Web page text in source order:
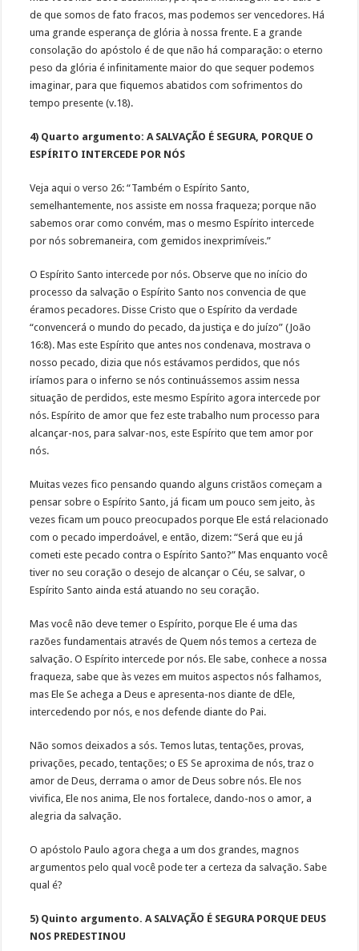
de que somos de fato fracos, mas podemos ser vencedores. Há
uma grande esperança de glória à nossa frente. E a grande
consolação do apóstolo é de que não há comparação: o eterno
peso da glória é infinitamente maior do que sequer podemos
imaginar, para que fiquemos abatidos com sofrimentos do
tempo presente (v.18).
4) Quarto argumento: A SALVAÇÃO É SEGURA, PORQUE O
ESPÍRITO INTERCEDE POR NÓS
Veja aqui o verso 26: “Também o Espírito Santo,
semelhantemente, nos assiste em nossa fraqueza; porque não
sabemos orar como convém, mas o mesmo Espírito intercede
por nós sobremaneira, com gemidos inexprimíveis.”
O Espírito Santo intercede por nós. Observe que no início do
processo da salvação o Espírito Santo nos convencia de que
éramos pecadores. Disse Cristo que o Espírito da verdade
“convencerá o mundo do pecado, da justiça e do juízo” (João
16:8). Mas este Espírito que antes nos condenava, mostrava o
nosso pecado, dizia que nós estávamos perdidos, que nós
iríamos para o inferno se nós continuássemos assim nessa
situação de perdidos, este mesmo Espírito agora intercede por
nós. Espírito de amor que fez este trabalho num processo para
alcançar-nos, para salvar-nos, este Espírito que tem amor por
nós.
Muitas vezes fico pensando quando alguns cristãos começam a
pensar sobre o Espírito Santo, já ficam um pouco sem jeito, às
vezes ficam um pouco preocupados porque Ele está relacionado
com o pecado imperdoável, e então, dizem: “Será que eu já
cometi este pecado contra o Espírito Santo?” Mas enquanto você
tiver no seu coração o desejo de alcançar o Céu, se salvar, o
Espírito Santo ainda está atuando no seu coração.
Mas você não deve temer o Espírito, porque Ele é uma das
razões fundamentais através de Quem nós temos a certeza de
salvação. O Espírito intercede por nós. Ele sabe, conhece a nossa
fraqueza, sabe que às vezes em muitos aspectos nós falhamos,
mas Ele Se achega a Deus e apresenta-nos diante de dEle,
intercedendo por nós, e nos defende diante do Pai.
Não somos deixados a sós. Temos lutas, tentações, provas,
privações, pecado, tentações; o ES Se aproxima de nós, traz o
amor de Deus, derrama o amor de Deus sobre nós. Ele nos
vivifica, Ele nos anima, Ele nos fortalece, dando-nos o amor, a
alegria da salvação.
O apóstolo Paulo agora chega a um dos grandes, magnos
argumentos pelo qual você pode ter a certeza da salvação. Sabe
qual é?
5) Quinto argumento. A SALVAÇÃO É SEGURA PORQUE DEUS
NOS PREDESTINOU